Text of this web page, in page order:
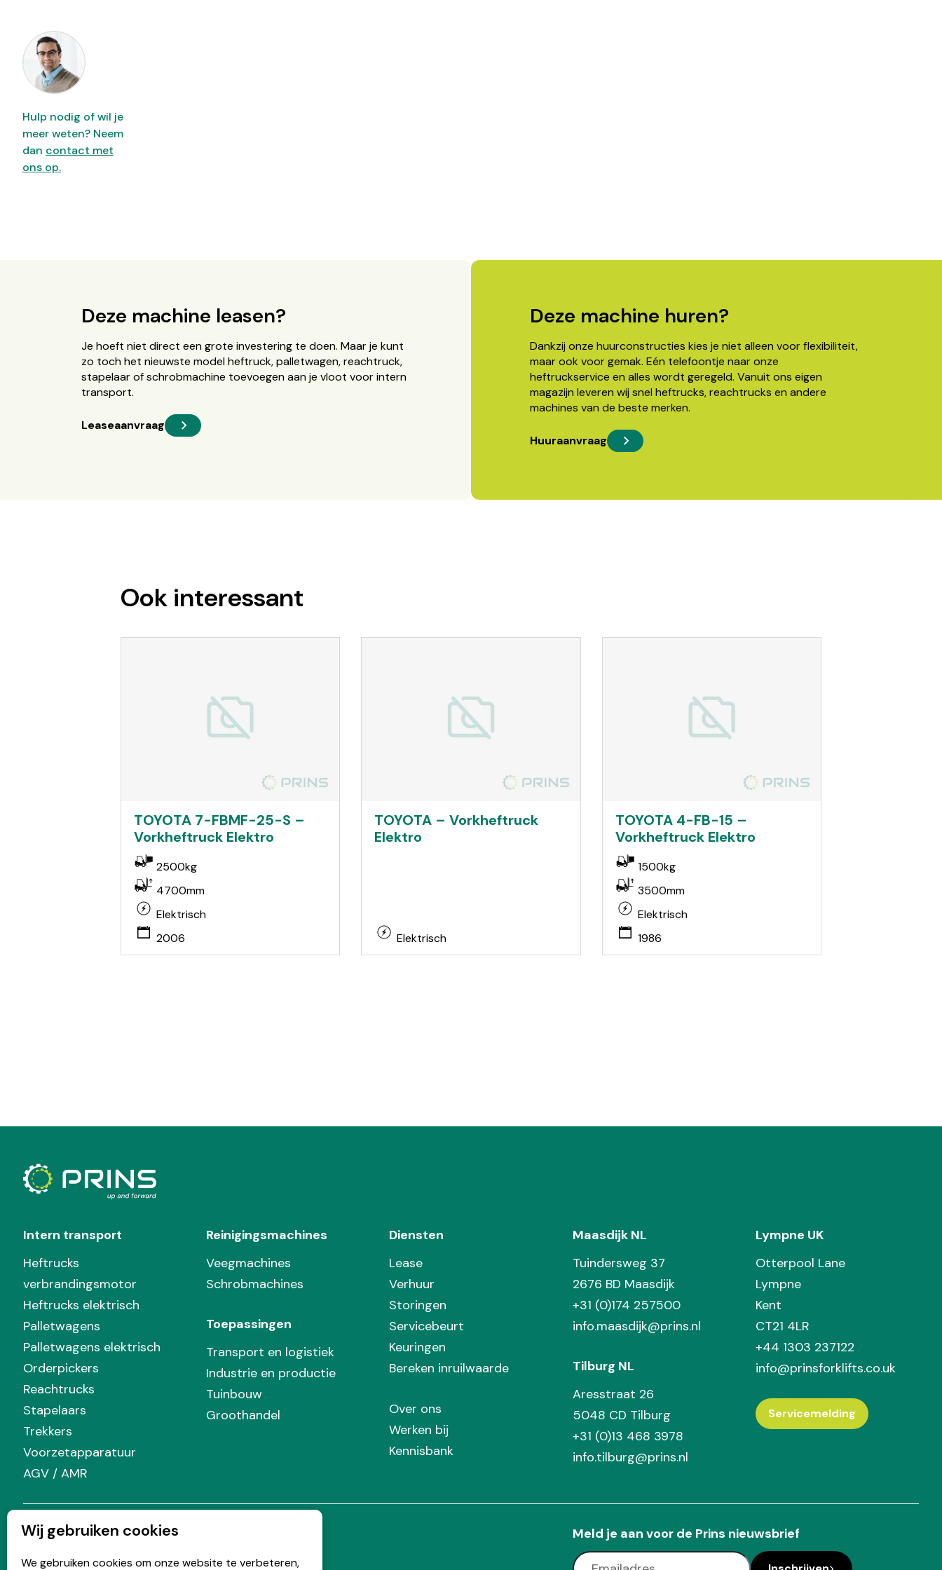
Wij gebruiken cookies
We gebruiken cookies om onze website te verbeteren,
Hulp nodig of wil je
meer weten? Neem
dan contact met
ons op.
Deze machine leasen?
Je hoeft niet direct een grote investering te doen. Maar je kunt
zo toch het nieuwste model heftruck, palletwagen, reachtruck,
stapelaar of schrobmachine toevoegen aan je vloot voor intern
transport.
Leaseaanvraag
Deze machine huren?
Dankzij onze huurconstructies kies je niet alleen voor flexibiliteit,
maar ook voor gemak. Eén telefoontje naar onze
heftruckservice en alles wordt geregeld. Vanuit ons eigen
magazijn leveren wij snel heftrucks, reachtrucks en andere
machines van de beste merken.
Huuraanvraag
Ook interessant
TOYOTA 7-FBMF-25-S –
Vorkheftruck Elektro
2500kg
4700mm
Elektrisch
2006
TOYOTA – Vorkheftruck
Elektro
Elektrisch
TOYOTA 4-FB-15 –
Vorkheftruck Elektro
1500kg
3500mm
Elektrisch
1986
Intern transport
Heftrucks
verbrandingsmotor
Heftrucks elektrisch
Palletwagens
Palletwagens elektrisch
Orderpickers
Reachtrucks
Stapelaars
Trekkers
Voorzetapparatuur
AGV / AMR
Reinigingsmachines
Veegmachines
Schrobmachines
Toepassingen
Transport en logistiek
Industrie en productie
Tuinbouw
Groothandel
Diensten
Lease
Verhuur
Storingen
Servicebeurt
Keuringen
Bereken inruilwaarde
Over ons
Werken bij
Kennisbank
Maasdijk NL
Tuindersweg 37
2676 BD Maasdijk
+31 (0)174 257500
info.maasdijk@prins.nl
Tilburg NL
Aresstraat 26
5048 CD Tilburg
+31 (0)13 468 3978
info.tilburg@prins.nl
Lympne UK
Otterpool Lane
Lympne
Kent
CT21 4LR
+44 1303 237122
info@prinsforklifts.co.uk
Servicemelding
Meld je aan voor de Prins nieuwsbrief